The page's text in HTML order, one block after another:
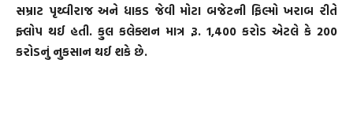
સમ્રાટ પૃથ્વીરાજ અને ધાકડ જેવી મોટા બજેટની ફિલ્મો ખરાબ રીતે
ફ્લોપ થઈ હતી. કુલ કલેક્શન માત્ર રૂ. 1,400 કરોડ એટલે કે 200
કરોડનું નુકસાન થઈ શકે છે.